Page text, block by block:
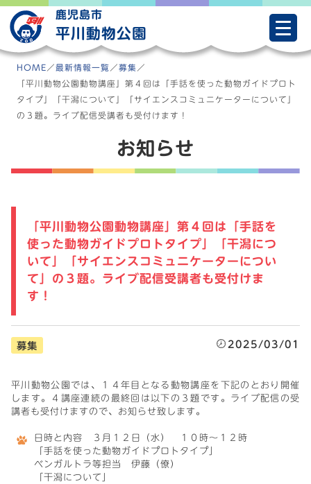
Skip
to
content
鹿児島市
平川動物公園
HOME ／最新情報一覧 ／募集 ／
「平川動物公園動物講座」第４回は「手話を使った動物ガイドプロト
タイプ」「干潟について」「サイエンスコミュニケーターについて」
の３題。ライブ配信受講者も受付けます！
お知らせ
「平川動物公園動物講座」第４回は「手話を
使った動物ガイドプロトタイプ」「干潟につ
いて」「サイエンスコミュニケーターについ
て」の３題。ライブ配信受講者も受付けま
す！
募集 2025/03/01
平川動物公園では、１４年目となる動物講座を下記のとおり開催
します。４講座連続の最終回は以下の３題です。ライブ配信の受
講者も受付けますので、お知らせ致します。
日時と内容 ３月１２日（水） １０時～１２時
「手話を使った動物ガイドプロトタイプ」
ベンガルトラ等担当 伊藤（僚）
「干潟について」